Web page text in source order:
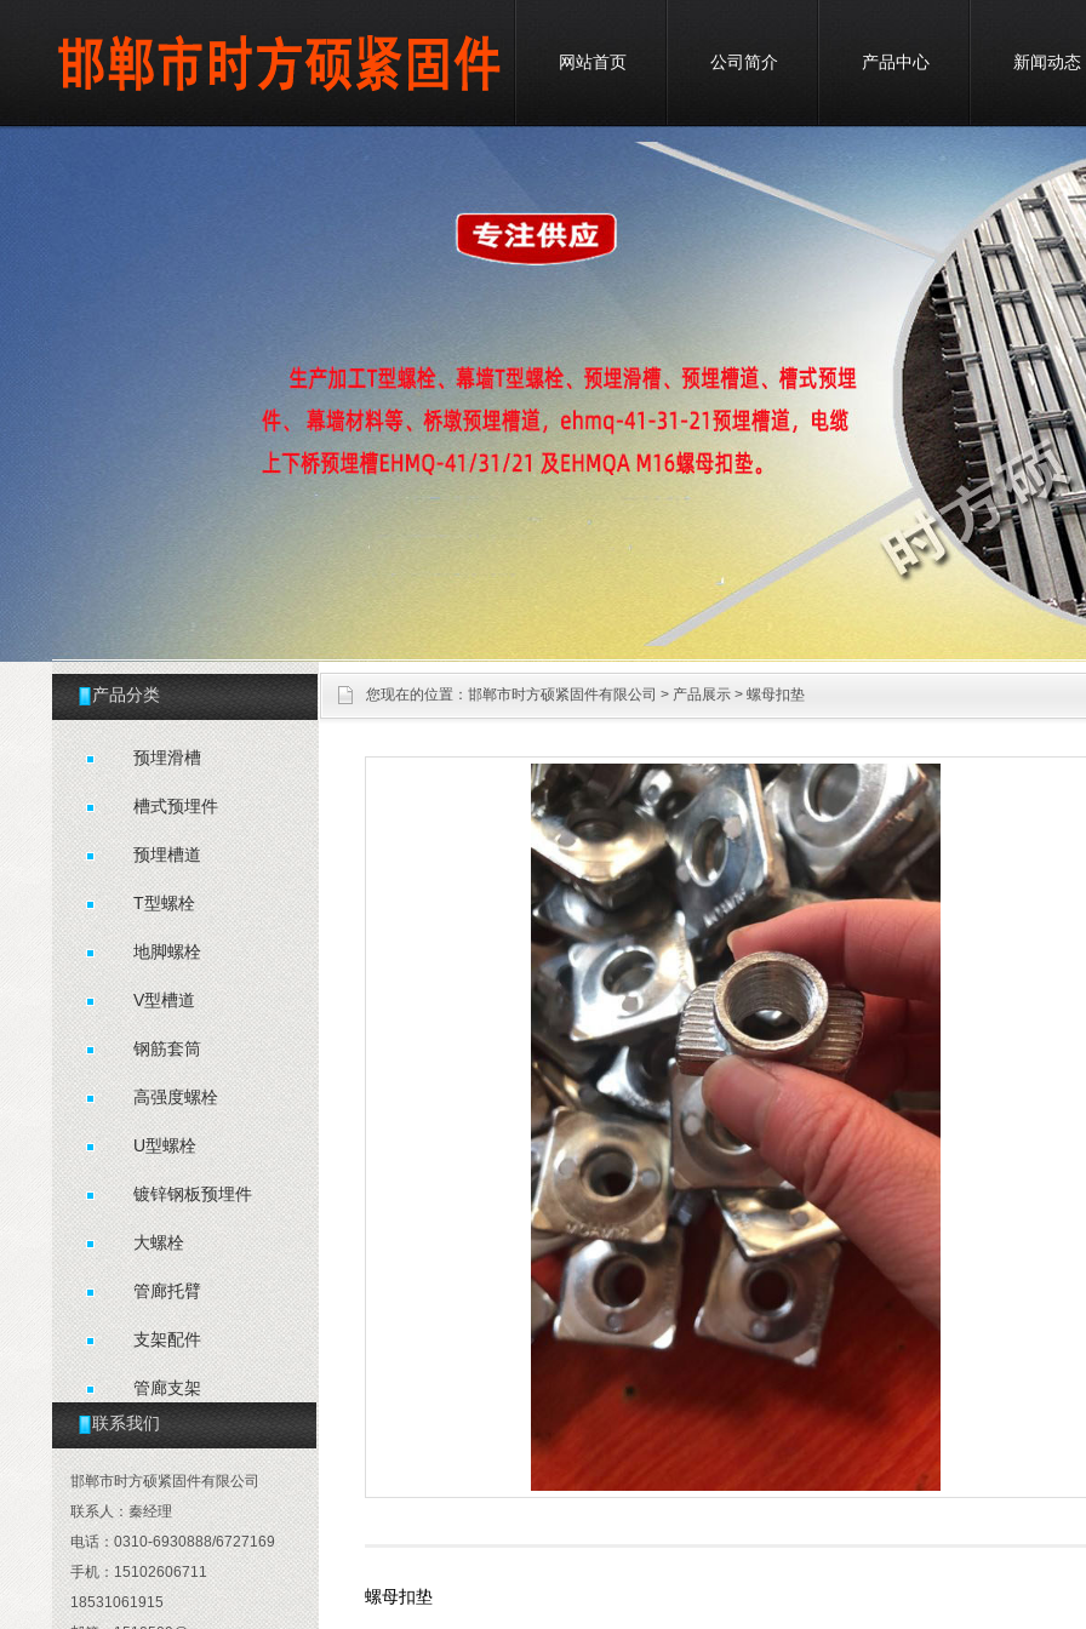
网站首页 公司简介 产品中心 新闻动态
您现在的位置： 邯郸市时方硕紧固件有限公司 > 产品展示 > 螺母扣垫
联系我们
邯郸市时方硕紧固件有限公司
联系人：秦经理
电话：0310-6930888/6727169
手机：15102606711
18531061915
螺母扣垫
产品分类
预埋滑槽
槽式预埋件
预埋槽道
T型螺栓
地脚螺栓
V型槽道
钢筋套筒
高强度螺栓
U型螺栓
镀锌钢板预埋件
大螺栓
管廊托臂
支架配件
管廊支架
抗震配件